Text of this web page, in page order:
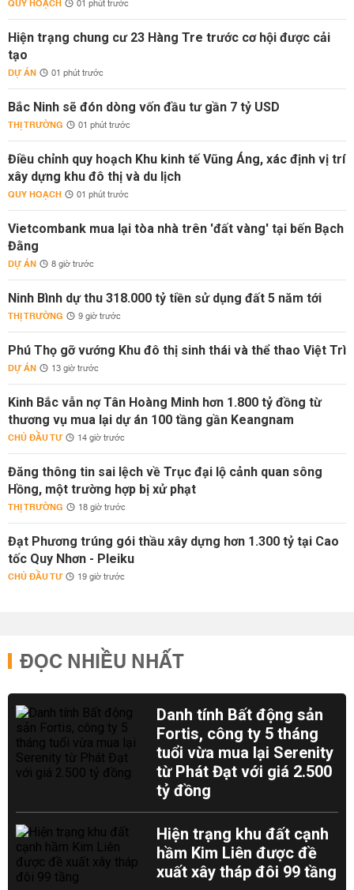
QUY HOẠCH 01 phút trước
Hiện trạng chung cư 23 Hàng Tre trước cơ hội được cải
tạo
DỰ ÁN 01 phút trước
Bắc Ninh sẽ đón dòng vốn đầu tư gần 7 tỷ USD
THỊ TRƯỜNG 01 phút trước
Điều chỉnh quy hoạch Khu kinh tế Vũng Áng, xác định vị trí
xây dựng khu đô thị và du lịch
QUY HOẠCH 01 phút trước
Vietcombank mua lại tòa nhà trên 'đất vàng' tại bến Bạch
Đằng
DỰ ÁN 8 giờ trước
Ninh Bình dự thu 318.000 tỷ tiền sử dụng đất 5 năm tới
THỊ TRƯỜNG 9 giờ trước
Phú Thọ gỡ vướng Khu đô thị sinh thái và thể thao Việt Trì
DỰ ÁN 13 giờ trước
Kinh Bắc vẫn nợ Tân Hoàng Minh hơn 1.800 tỷ đồng từ
thương vụ mua lại dự án 100 tầng gần Keangnam
CHỦ ĐẦU TƯ 14 giờ trước
Đăng thông tin sai lệch về Trục đại lộ cảnh quan sông
Hồng, một trường hợp bị xử phạt
THỊ TRƯỜNG 18 giờ trước
Đạt Phương trúng gói thầu xây dựng hơn 1.300 tỷ tại Cao
tốc Quy Nhơn - Pleiku
CHỦ ĐẦU TƯ 19 giờ trước
ĐỌC NHIỀU NHẤT
Danh tính Bất động sản
Fortis, công ty 5 tháng
tuổi vừa mua lại Serenity
từ Phát Đạt với giá 2.500
tỷ đồng
Hiện trạng khu đất cạnh
hầm Kim Liên được đề
xuất xây tháp đôi 99 tầng